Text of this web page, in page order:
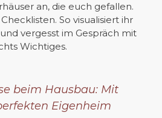
an, die euch gefallen.
So visualisiert ihr
vergesst im Gespräch mit
Wichtiges.
beim Hausbau: Mit
Eigenheim